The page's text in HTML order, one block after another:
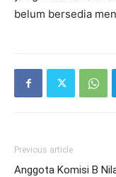
belum bersedia
Previous article
Anggota Komisi B